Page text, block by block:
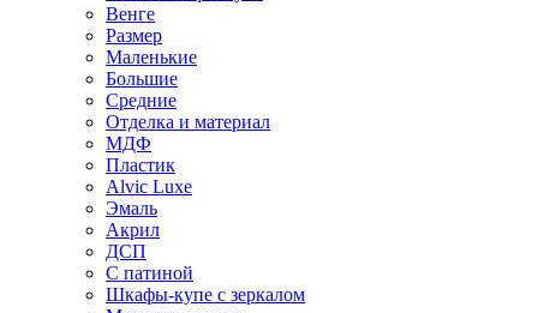
Венге
Размер
Маленькие
Большие
Средние
Отделка и материал
МДФ
Пластик
Alvic Luxe
Эмаль
Акрил
ДСП
С патиной
Шкафы-купе с зеркалом